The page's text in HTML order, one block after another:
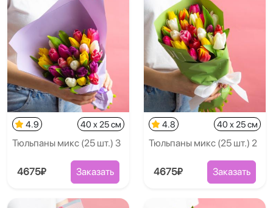
4.9 40 x 25 см
Тюльпаны микс (25 шт.) 3
4675₽ Заказать
4.8 40 x 25 см
Тюльпаны микс (25 шт.) 2
4675₽ Заказать